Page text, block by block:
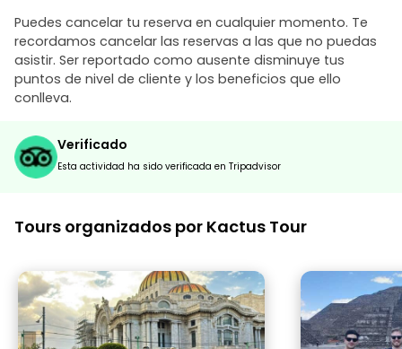
Puedes cancelar tu reserva en cualquier momento. Te
recordamos cancelar las reservas a las que no puedas
asistir. Ser reportado como ausente disminuye tus
puntos de nivel de cliente y los beneficios que ello
conlleva.
Verificado
Esta actividad ha sido verificada en Tripadvisor
Tours organizados por Kactus Tour